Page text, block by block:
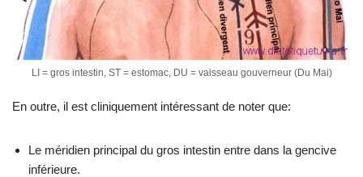
LI = gros intestin, ST = estomac, DU = vaisseau gouverneur (Du Mai)
En outre, il est cliniquement intéressant de noter que:
Le méridien principal du gros intestin entre dans la gencive
inférieure.